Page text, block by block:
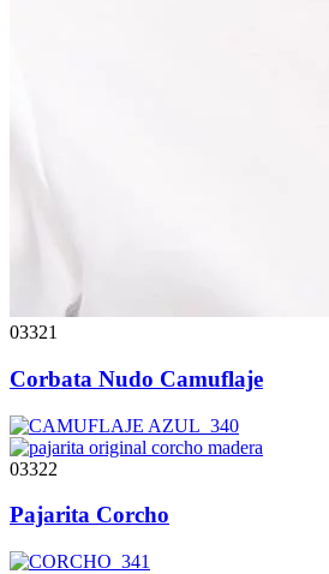
03321
Corbata Nudo Camuflaje
03322
Pajarita Corcho